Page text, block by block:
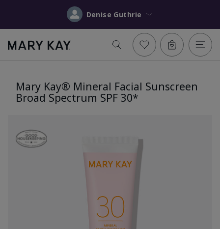
Denise Guthrie
Mary Kay® Mineral Facial Sunscreen
Broad Spectrum SPF 30*